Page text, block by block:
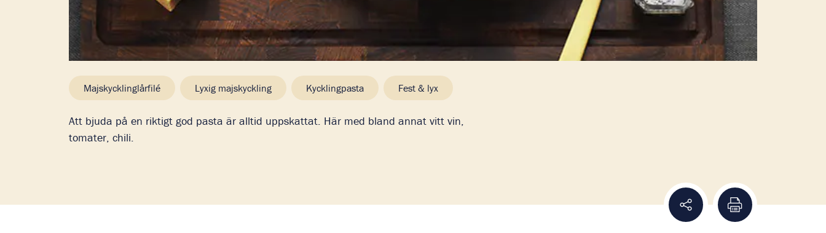
Majskycklinglårfilé Lyxig majskyckling Kycklingpasta Fest & lyx
Att bjuda på en riktigt god pasta är alltid uppskattat. Här med bland annat vitt vin,
tomater, chili.
Dela receptSkriv ut recept